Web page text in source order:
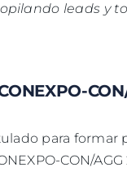
leads y
para formar
CON/AGG